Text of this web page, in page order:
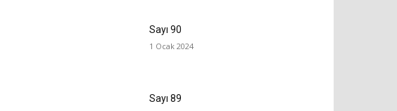
Sayı 90
1 Ocak 2024
Sayı 89